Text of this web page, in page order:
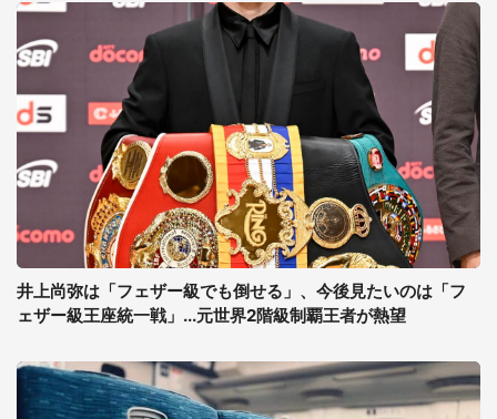
井上尚弥は「フェザー級でも倒せる」、今後見たいのは「フ
ェザー級王座統一戦」...元世界2階級制覇王者が熱望